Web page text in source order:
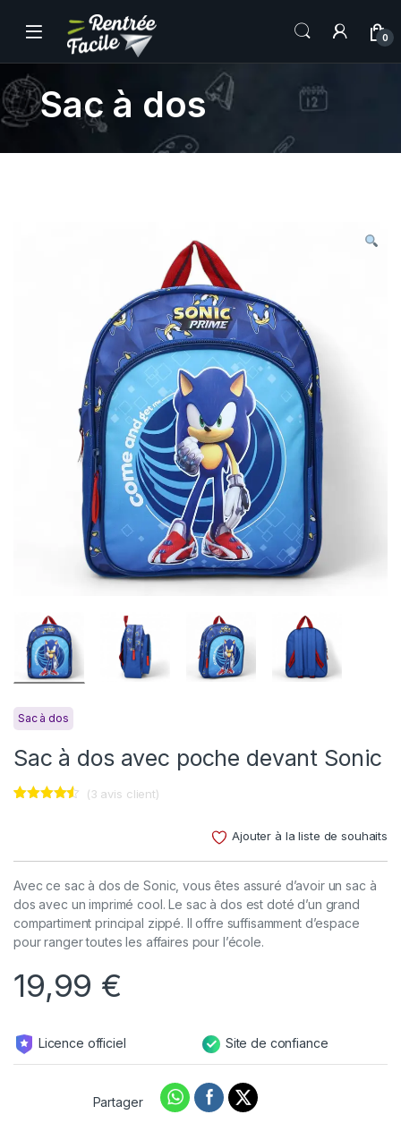
0
Sac à dos
Sac à dos
Sac à dos avec poche devant Sonic
notations
(3 avis client)
Ajouter à la liste de souhaits
Avec ce sac à dos de Sonic, vous êtes assuré d’avoir un sac à
dos avec un imprimé cool. Le sac à dos est doté d’un grand
compartiment principal zippé. Il offre suffisamment d’espace
pour ranger toutes les affaires pour l’école.
19,99 €
Licence officiel Site de confiance
Partager